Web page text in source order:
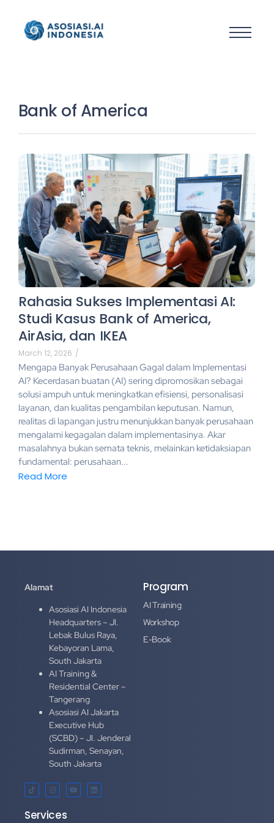
Bank of America
Rahasia Sukses Implementasi AI:
Studi Kasus Bank of America,
AirAsia, dan IKEA
March 12, 2026 /
Mengapa Banyak Perusahaan Gagal dalam Implementasi
AI? Kecerdasan buatan (AI) sering dipromosikan sebagai
solusi ampuh untuk meningkatkan efisiensi, personalisasi
layanan, dan kualitas pengambilan keputusan. Namun,
realitas di lapangan justru menunjukkan banyak perusahaan
mengalami kegagalan dalam implementasinya. Akar
masalahnya bukan semata teknis, melainkan ketidaksiapan
fundamental: perusahaan...
Read More
Alamat
Asosiasi AI Indonesia
Headquarters – Jl.
Lebak Bulus Raya,
Kebayoran Lama,
South Jakarta
AI Training &
Residential Center –
Tangerang
Asosiasi AI Jakarta
Executive Hub
(SCBD) – Jl. Jenderal
Sudirman, Senayan,
South Jakarta
Program
AI Training
Workshop
E-Book
Services